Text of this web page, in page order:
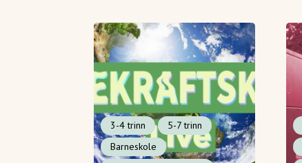
3-4 trinn
5-7 trinn
Barneskole